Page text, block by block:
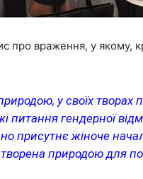
про враження, у якому,
у своїх творах
питання гендерної
присутнє жіноче
природою для